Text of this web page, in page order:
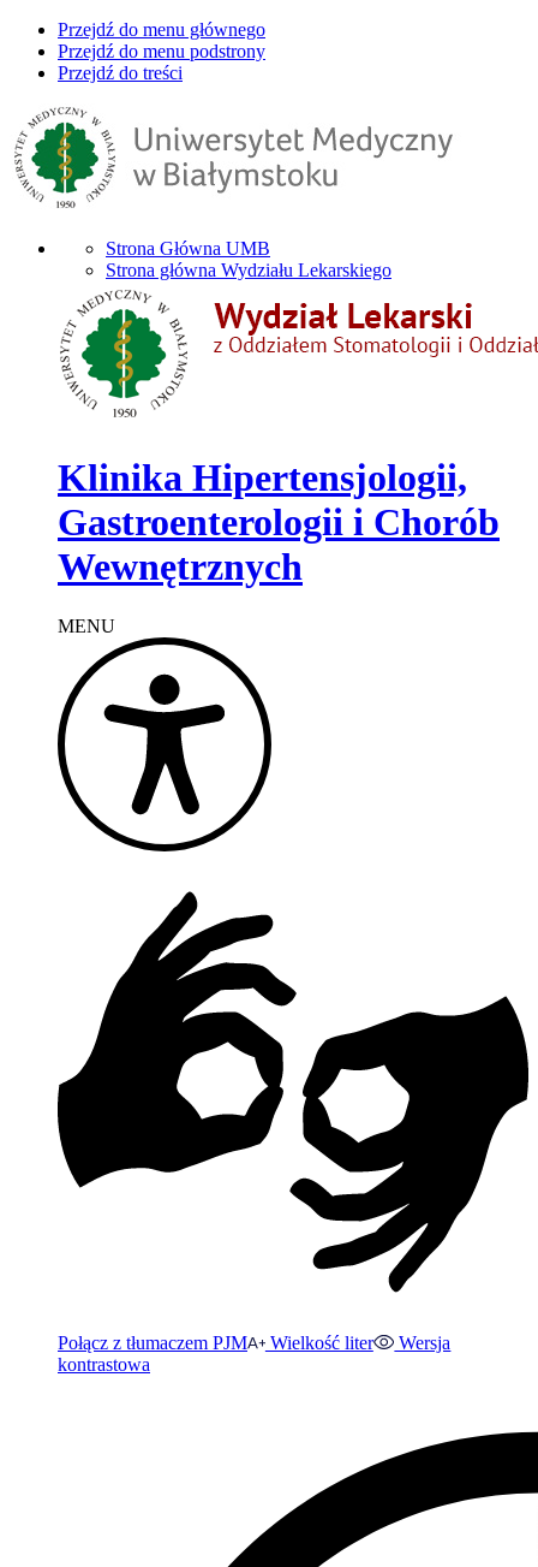
Przejdź do menu głównego
Przejdź do menu podstrony
Przejdź do treści
Strona Główna UMB
Strona główna Wydziału Lekarskiego
Klinika Hipertensjologii,
Gastroenterologii i Chorób
Wewnętrznych
MENU
Połącz z tłumaczem PJM Wielkość liter
Wersja
kontrastowa